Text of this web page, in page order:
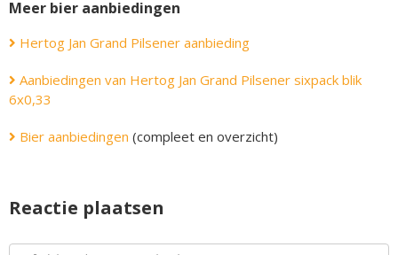
Meer bier aanbiedingen
Hertog Jan Grand Pilsener aanbieding
Aanbiedingen van Hertog Jan Grand Pilsener sixpack blik
6x0,33
Bier aanbiedingen (compleet en overzicht)
Reactie plaatsen